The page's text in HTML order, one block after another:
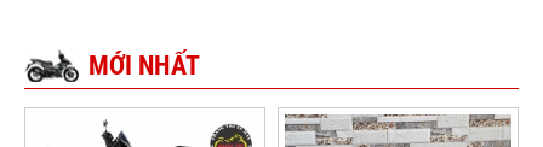
MỚI NHẤT